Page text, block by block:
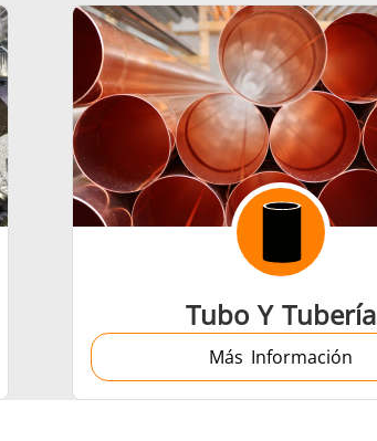
Tubo Y Tubería
Más Información